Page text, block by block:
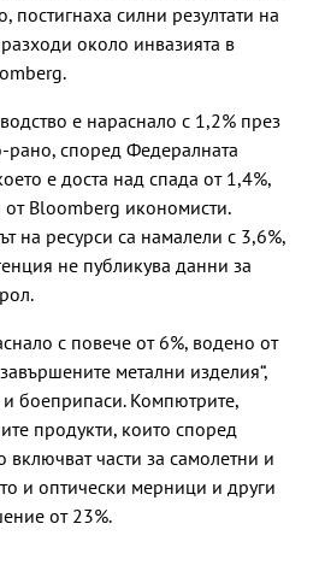
постигнаха силни резултати на
около инвазията в
е нараснало с 1,2% през
рано, според Федералната
е доста над спада от 1,4%,
Bloomberg икономисти.
на ресурси са намалели с 3,6%,
не публикува данни за
с повече от 6%, водено от
метални изделия“,
боеприпаси. Компютрите,
продукти, които според
включват части за самолетни и
и оптически мерници и други
от 23%.